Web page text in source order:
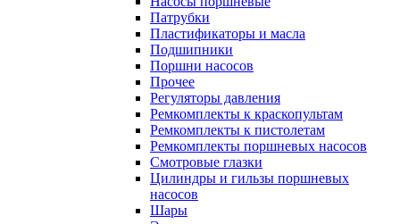
Патрубки
Пластификаторы и масла
Подшипники
Поршни насосов
Прочее
Регуляторы давления
Ремкомплекты к краскопультам
Ремкомплекты к пистолетам
Ремкомплекты поршневых насосов
Смотровые глазки
Цилиндры и гильзы поршневых
насосов
Шары